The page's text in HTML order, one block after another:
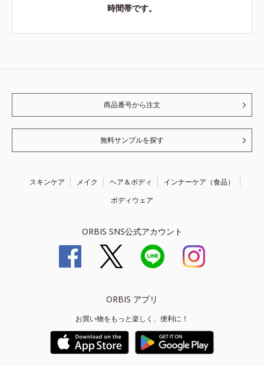
時間帯です。
商品番号から注文
無料サンプルを探す
スキンケア メイク ヘア＆ボディ
インナーケア（食品）
ボディウェア
ORBIS SNS公式アカウント
ORBIS アプリ
お買い物をもっと楽しく、便利に！